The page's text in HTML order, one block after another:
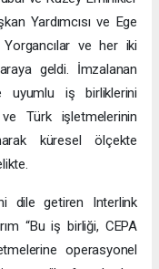
Yardımcısı ve Ege
Yorgancılar ve her iki
geldi. İmzalanan
uyumlu iş birliklerini
ve Türk işletmelerinin
küresel ölçekte
dile getiren Interlink
“Bu iş birliği, CEPA
operasyonel